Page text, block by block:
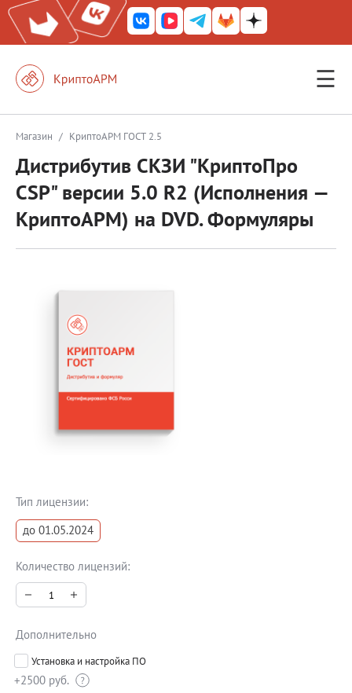
☰
КриптоАРМ Server
Железный почтовый ящик
КриптоАРМ Mobile
КриптоАРМ ID
Получить КЭП
Магазин / КриптоАРМ ГОСТ 2.5
Дистрибутив СКЗИ "КриптоПро
CSP" версии 5.0 R2 (Исполнения —
КриптоАРМ) на DVD. Формуляры
Тип лицензии:
до 01.05.2024
Количество лицензий:
Дополнительно
Установка и настройка ПО
+2500 руб.